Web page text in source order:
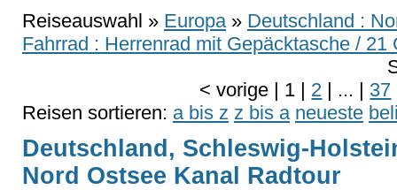
Reiseauswahl » Europa » Deutschland :
Fahrrad : Herrenrad mit Gepäcktasche / 21
<vorige | 1 | 2 | ... | 37
Reisen sortieren: a bis z z bis a neueste
Deutschland, Schleswig-
Nord Ostsee Kanal Radtour